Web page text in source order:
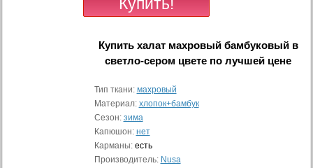
Купить халат махровый бамбуковый в
светло-сером цвете по лучшей цене
Тип ткани: махровый
Материал: хлопок+бамбук
Сезон: зима
Капюшон: нет
Карманы: есть
Производитель: Nusa